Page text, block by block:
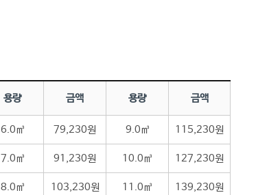
용량 금액 용량 금액
6.0㎥ 79,230원 9.0㎥ 115,230원
7.0㎥ 91,230원 10.0㎥ 127,230원
8.0㎥ 103,230원 11.0㎥ 139,230원